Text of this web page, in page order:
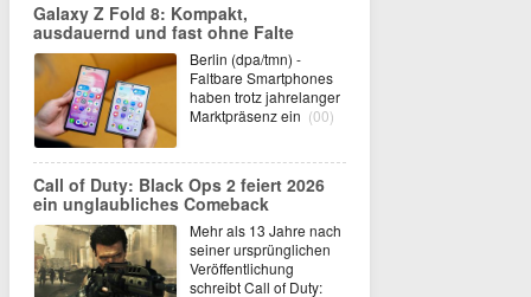
Galaxy Z Fold 8: Kompakt,
ausdauernd und fast ohne Falte
Berlin (dpa/tmn) -
Faltbare Smartphones
haben trotz jahrelanger
Marktpräsenz ein (00)
Call of Duty: Black Ops 2 feiert 2026
ein unglaubliches Comeback
Mehr als 13 Jahre nach
seiner ursprünglichen
Veröffentlichung
schreibt Call of Duty: